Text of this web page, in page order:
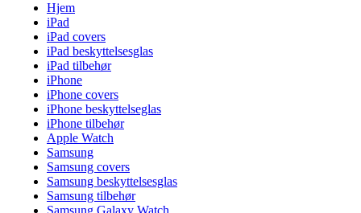
Hjem
iPad
iPad covers
iPad beskyttelsesglas
iPad tilbehør
iPhone
iPhone covers
iPhone beskyttelseglas
iPhone tilbehør
Apple Watch
Samsung
Samsung covers
Samsung beskyttelsesglas
Samsung tilbehør
Samsung Galaxy Watch